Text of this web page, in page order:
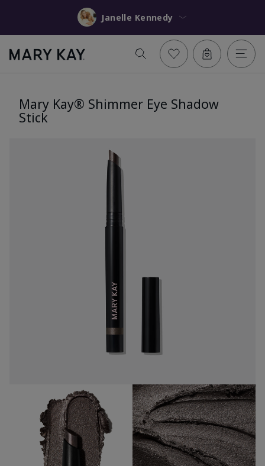
Janelle Kennedy
Mary Kay® Shimmer Eye Shadow
Stick